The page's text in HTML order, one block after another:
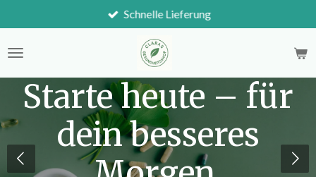
Hauptinhalt
springen
Schnelle Lieferung
Starte heute – für
dein besseres